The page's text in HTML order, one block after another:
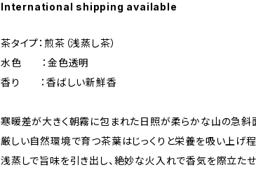
International shipping available
茶タイプ：煎茶（浅蒸し茶）
水色 ：金色透明
香り ：香ばしい新鮮香
寒暖差が大きく朝霧に包まれた日照が柔らかな山の急斜
厳しい自然環境で育つ茶葉はじっくりと栄養を吸い上げ
浅蒸しで旨味を引き出し、絶妙な火入れで香気を際立たせ